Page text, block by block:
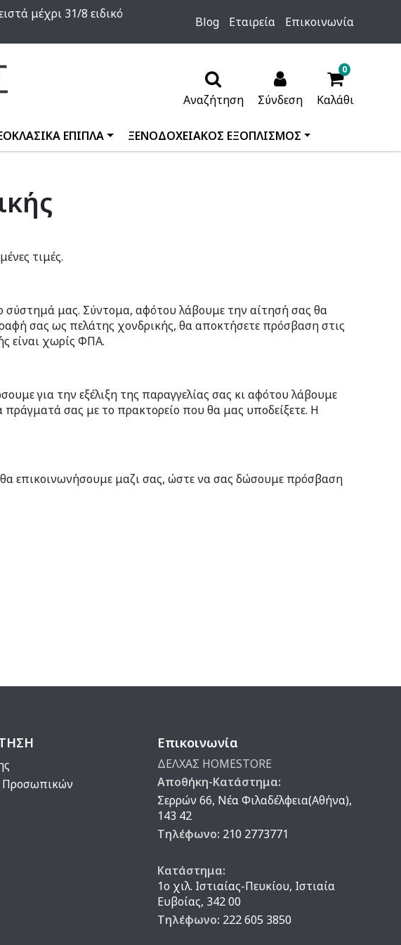
μέχρι 31/8 ειδικό
Blog Εταιρεία Επικοινωνία
Αναζήτηση Σύνδεση
0
Καλάθι
ΕΠΙΠΛΑ ΞΕΝΟΔΟΧΕΙΑΚΟΣ ΕΞΟΠΛΙΣΜΟΣ
τιμές.
σύστημά μας. Σύντομα, αφότου λάβουμε την αίτησή σας θα
σας ως πελάτης χονδρικής, θα αποκτήσετε πρόσβαση στις
είναι χωρίς ΦΠΑ.
για την εξέλιξη της παραγγελίας σας κι αφότου λάβουμε
σας με το πρακτορείο που θα μας υποδείξετε. Η
επικοινωνήσουμε μαζι σας, ώστε να σας δώσουμε πρόσβαση
Προσωπικών
Επικοινωνία
ΔΕΛΧΑΣ HOMESTORE
Αποθήκη-Κατάστημα:
Σερρών 66, Νέα Φιλαδέλφεια(Αθήνα),
143 42
Τηλέφωνο: 210 2773771
Κατάστημα:
1ο χιλ. Ιστιαίας-Πευκίου, Ιστιαία
Ευβοίας, 342 00
Τηλέφωνο: 222 605 3850